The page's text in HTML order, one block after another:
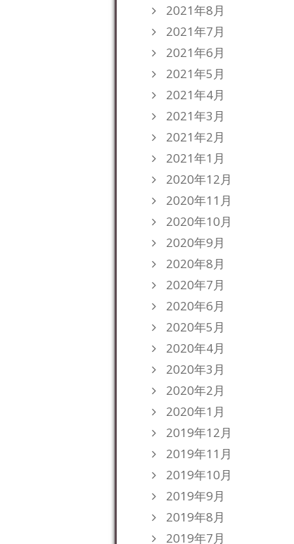
2021年8月
2021年7月
2021年6月
2021年5月
2021年4月
2021年3月
2021年2月
2021年1月
2020年12月
2020年11月
2020年10月
2020年9月
2020年8月
2020年7月
2020年6月
2020年5月
2020年4月
2020年3月
2020年2月
2020年1月
2019年12月
2019年11月
2019年10月
2019年9月
2019年8月
2019年7月